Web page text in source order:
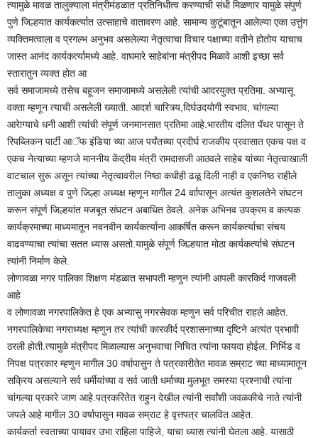
त्यामुळे मावळ तालुक्याला मंत्रीमंडळात प्रतिनिधीत्व करण्याची संधी मिळणार यामुळे संपुर्ण
पुणे जिल्हयात कार्यकर्त्यात उत्साहाचे वातावरण आहे. सामान्य कुटूंबातून आलेल्या एका उत्तुंग
व्यक्तिमत्वाला व प्रगल्भ अनुभव असलेल्या नेतृत्वाचा विचार पक्षाच्या वतीने होतोय याचाच
जास्त आनंद कार्यकर्त्यामध्ये आहे. वाघमारे साहेबांना मंत्रीपद मिळावे आशी इच्छा सर्व
स्तारातुन व्यक्त होत आ
सर्व समाजामध्ये तसेच बहूजन समाजामध्ये असलेली त्यांची आदरयुक्त प्रतिमा. अभ्यासू
वक्ता म्हणून त्याची असलेली ख्याती. आदर्श चारित्र्य,दिर्घउदयोगी स्वभाव, चांगल्या
आरेाग्याचे धनी आशी त्यांची संपूर्ण जनमानसात प्रतिमा आहे.भारतीय दलित पॅथर पासून ते
रिपब्लिकन पार्टी आॅफ इंडिया च्या आज पर्यंतच्या प्रदीर्घ राजकीय प्रवासात एकच पक्ष व
एकच नेत्याच्या म्हणजे माननीय केंद्रीय मंत्री रामदासजी आठवले साहेब यांच्या नेतृत्वाखाली
वाटचाल सुरू असून त्यांच्या नेतृत्वावरील निष्ठा कधीही ढळू दिली नाही व एकनिष्ठ राहीले
तालुका अध्यक्ष व पुणे जिल्हा अध्यक्ष म्हणून मागील 24 र्वाापासून अत्यंत कुशलतेने संघटन
करून संपूर्ण जिल्हयांत मजबूत संघटन अबाधित ठेवले. अनेक अभिनव उपक्रम व कल्पक
कार्यक्रमाच्या माध्यमातून नवनवीन कार्यकर्त्याना आकर्षित करून कार्यकर्त्याचा संचय
वाढवण्याचा त्यांचा सतत ध्यास असतो.यामुळे संपूर्ण जिल्हयात मोठा कार्यकर्त्याचे संघटन
त्यांनी निर्माण केले.
लोणावळा नगर पालिका शिक्षण मंडळात सभापती म्हणुन त्यांनी आपली कारकिर्द गाजवली
आहे
व लोणावळा नगरपालिकेत हे एक अभ्यासु नगरसेवक म्हणुन सर्व परिचीत राहले आहेत.
नगरपालिकेचा नगराध्यक्ष म्हणुन तर त्यांची कारकीर्द प्रशासनाच्या दृष्टिने अत्यंत प्रभावी
ठरली होती.त्यामुळे मंत्रीपद मिळाल्यास अनुभवाचा निचित त्यांना फायदा होईल. निर्भिड व
निपक्ष पत्रकार म्हणुन मागील 30 वर्षापासुन ते पत्रकारीतेत मावळ सम्राट च्या माध्यामातून
सक्रिय असल्याने सर्व धर्मीयांच्या व सर्व जाती धर्माच्या मुलभूत समस्या प्रश्नाची त्यांना
चांगल्या प्रकारे जाण आहे.पत्रकरितेत राहुन देखील त्यांनी सर्वांशी जवळकीचे नाते त्यांनी
जपले आहे मागील 30 वर्षापासुन मावळ सम्राट हे वृत्तपत्र चालवित आहेत.
कार्यकर्ता स्वताच्या पायावर उभा राहिला पाहिजे, याचा ध्यास त्यांनी घेतला आहे. यासाठी